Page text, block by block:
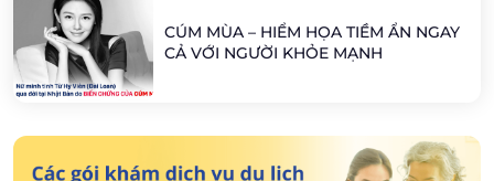
CÚM MÙA – HIỂM HỌA TIỀM ẨN NGAY
CẢ VỚI NGƯỜI KHỎE MẠNH